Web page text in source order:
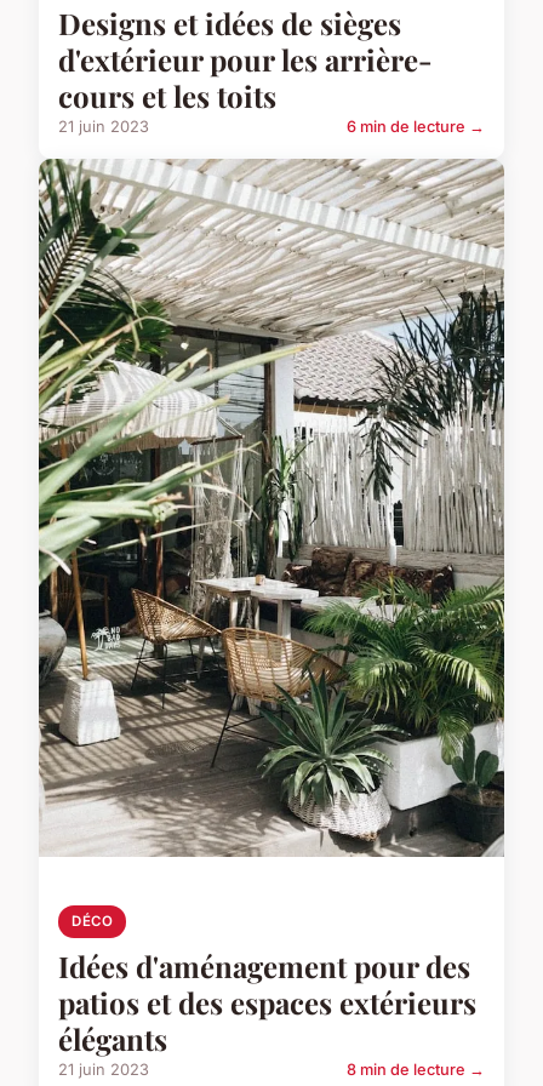
Designs et idées de sièges
d'extérieur pour les arrière-
cours et les toits
21 juin 2023 6 min de lecture →
DÉCO
Idées d'aménagement pour des
patios et des espaces extérieurs
élégants
21 juin 2023 8 min de lecture →